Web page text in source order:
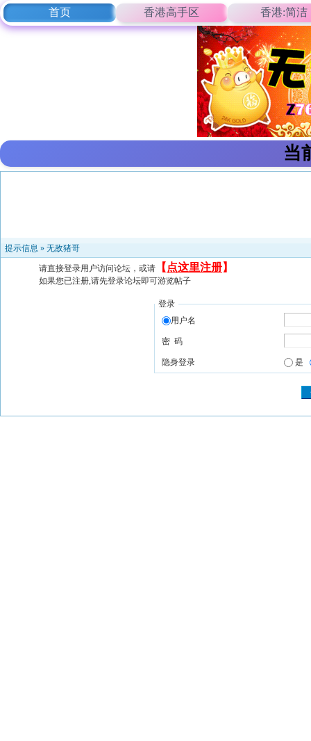
首页 香港高手区 香港:简洁
当
提示信息 » 无敌猪哥
请直接登录用户访问论坛，或请 【 点这里注册】
如果您已注册,请先登录论坛即可游览帖子
登录
用户名
密 码
隐身登录 是